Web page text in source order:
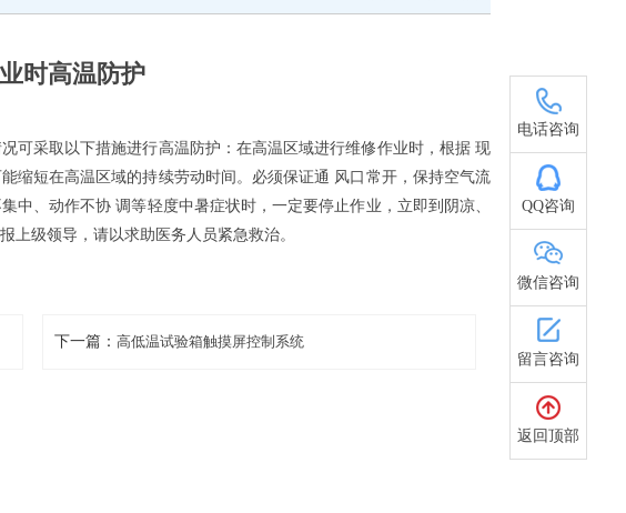
时高温防护
可采取以下措施进行高温防护：在高温区域进行维修作业时，根据 现
缩短在高温区域的持续劳动时间。必须保证通 风口常开，保持空气流
中、动作不协 调等轻度中暑症状时，一定要停止作业，立即到阴凉、
上级领导，请以求助医务人员紧急救治。
下一篇： 高低温试验箱触摸屏控制系统
电话咨询
15021616898
QQ咨询
微信咨询
留言咨询
返回顶部